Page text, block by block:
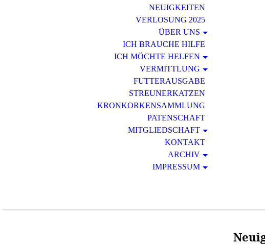
NEUIGKEITEN
VERLOSUNG 2025
ÜBER UNS
ICH BRAUCHE HILFE
ICH MÖCHTE HELFEN
VERMITTLUNG
FUTTERAUSGABE
STREUNERKATZEN
KRONKORKENSAMMLUNG
PATENSCHAFT
MITGLIEDSCHAFT
KONTAKT
ARCHIV
IMPRESSUM